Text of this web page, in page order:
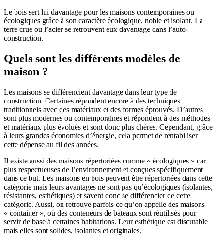
Le bois sert lui davantage pour les maisons contemporaines ou
écologiques grâce à son caractère écologique, noble et isolant. La
terre crue ou l’acier se retrouvent eux davantage dans l’auto-
construction.
Quels sont les différents modèles de
maison ?
Les maisons se différencient davantage dans leur type de
construction. Certaines répondent encore à des techniques
traditionnels avec des matériaux et des formes éprouvés. D’autres
sont plus modernes ou contemporaines et répondent à des méthodes
et matériaux plus évolués et sont donc plus chères. Cependant, grâce
à leurs grandes économies d’énergie, cela permet de rentabiliser
cette dépense au fil des années.
Il existe aussi des maisons répertoriées comme « écologiques » car
plus respectueuses de l’environnement et conçues spécifiquement
dans ce but. Les maisons en bois peuvent être répertoriées dans cette
catégorie mais leurs avantages ne sont pas qu’écologiques (isolantes,
résistantes, esthétiques) et savent donc se différencier de cette
catégorie. Aussi, on retrouve parfois ce qu’on appelle des maisons
« container », où des conteneurs de bateaux sont réutilisés pour
servir de base à certaines habitations. Leur esthétique est discutable
mais elles sont solides, isolantes et originales.